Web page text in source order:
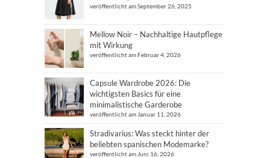
veröffentlicht am September 26, 2025
Mellow Noir – Nachhaltige Hautpflege
mit Wirkung
veröffentlicht am Februar 4, 2026
Capsule Wardrobe 2026: Die
wichtigsten Basics für eine
minimalistische Garderobe
veröffentlicht am Januar 11, 2026
Stradivarius: Was steckt hinter der
beliebten spanischen Modemarke?
veröffentlicht am Juni 16, 2026